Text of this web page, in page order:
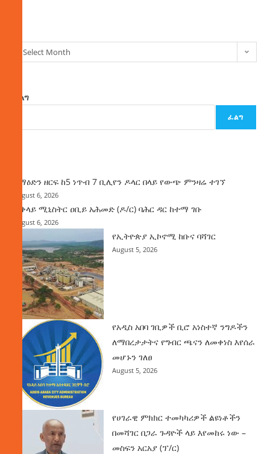
Select Month
ፈልግ
ፈልግ
ከማዕድን ዘርፍ ከ5 ነጥብ 7 ቢሊየን ዶላር በላይ የውጭ ምንዛሬ ተገኘ
August 6, 2026
ጠቅላይ ሚኒስትር ዐቢይ አሕመድ (ዶ/ር) ባሕር ዳር ከተማ ገቡ
August 6, 2026
የኢትዮጵያ ኢኮኖሚ ከቡና ባሻገር
August 5, 2026
የአዲስ አበባ ገቢዎች ቢሮ አነስተኛ ንግዶችን
ለማበረታታትና የግብር ጫናን ለመቀነስ እየሰራ
መሆኑን ገለፀ
August 5, 2026
የሀገራዊ ምክክር ተመካካሪዎች ልዩነቶችን
በመሻገር በጋራ ጉዳዮች ላይ እየመከሩ ነው –
መስፍን አርአያ (ፕ/ር)